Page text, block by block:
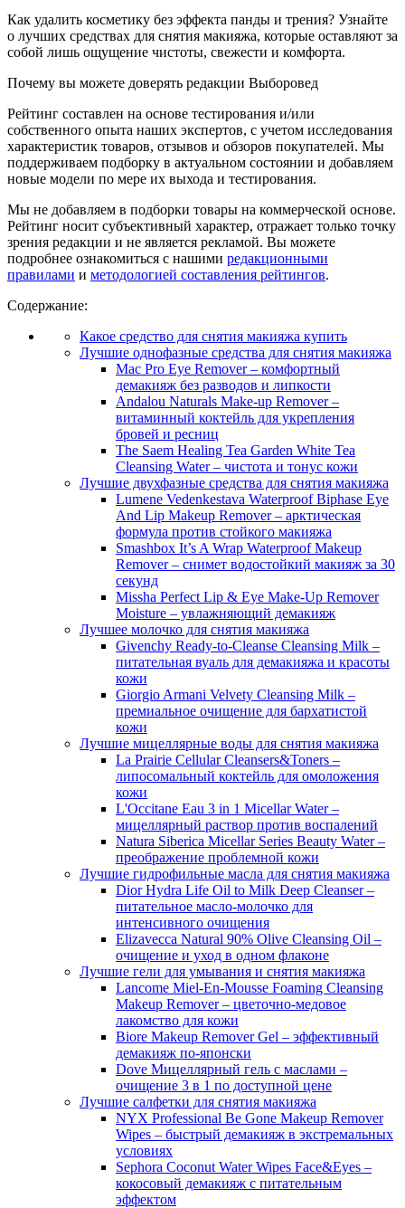
Как удалить косметику без эффекта панды и трения? Узнайте
о лучших средствах для снятия макияжа, которые оставляют за
собой лишь ощущение чистоты, свежести и комфорта.
Почему вы можете доверять редакции Выборовед
Рейтинг составлен на основе тестирования и/или
собственного опыта наших экспертов, с учетом исследования
характеристик товаров, отзывов и обзоров покупателей. Мы
поддерживаем подборку в актуальном состоянии и добавляем
новые модели по мере их выхода и тестирования.
Мы не добавляем в подборки товары на коммерческой основе.
Рейтинг носит субъективный характер, отражает только точку
зрения редакции и не является рекламой. Вы можете
подробнее ознакомиться с нашими редакционными
правилами и методологией составления рейтингов.
Содержание:
Какое средство для снятия макияжа купить
Лучшие однофазные средства для снятия макияжа
Mac Pro Eye Remover – комфортный
демакияж без разводов и липкости
Andalou Naturals Make-up Remover –
витаминный коктейль для укрепления
бровей и ресниц
The Saem Healing Tea Garden White Tea
Cleansing Water – чистота и тонус кожи
Лучшие двухфазные средства для снятия макияжа
Lumene Vedenkestava Waterproof Biphase Eye
And Lip Makeup Remover – арктическая
формула против стойкого макияжа
Smashbox It’s A Wrap Waterproof Makeup
Remover – снимет водостойкий макияж за 30
секунд
Missha Perfect Lip & Eye Make-Up Remover
Moisture – увлажняющий демакияж
Лучшее молочко для снятия макияжа
Givenchy Ready-to-Cleanse Cleansing Milk –
питательная вуаль для демакияжа и красоты
кожи
Giorgio Armani Velvety Cleansing Milk –
премиальное очищение для бархатистой
кожи
Лучшие мицеллярные воды для снятия макияжа
La Prairie Cellular Cleansers&Toners –
липосомальный коктейль для омоложения
кожи
L'Occitane Eau 3 in 1 Micellar Water –
мицеллярный раствор против воспалений
Natura Siberica Micellar Series Beauty Water –
преображение проблемной кожи
Лучшие гидрофильные масла для снятия макияжа
Dior Hydra Life Oil to Milk Deep Cleanser –
питательное масло-молочко для
интенсивного очищения
Elizavecca Natural 90% Olive Cleansing Oil –
очищение и уход в одном флаконе
Лучшие гели для умывания и снятия макияжа
Lancome Miel-En-Mousse Foaming Cleansing
Makeup Remover – цветочно-медовое
лакомство для кожи
Biore Makeup Remover Gel – эффективный
демакияж по-японски
Dove Мицеллярный гель с маслами –
очищение 3 в 1 по доступной цене
Лучшие салфетки для снятия макияжа
NYX Professional Be Gone Makeup Remover
Wipes – быстрый демакияж в экстремальных
условиях
Sephora Coconut Water Wipes Face&Eyes –
кокосовый демакияж с питательным
эффектом